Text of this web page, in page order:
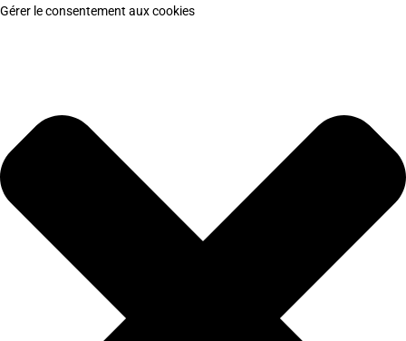
Gérer le consentement aux cookies